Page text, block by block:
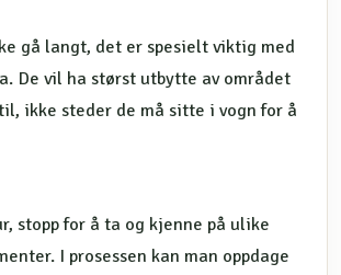
gå langt, det er spesielt viktig med
De vil ha størst utbytte av området
ikke steder de må sitte i vogn for å
stopp for å ta og kjenne på ulike
I prosessen kan man oppdage